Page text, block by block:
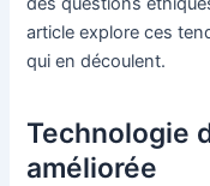
article explore ces
qui en découlent.
Technologie
améliorée